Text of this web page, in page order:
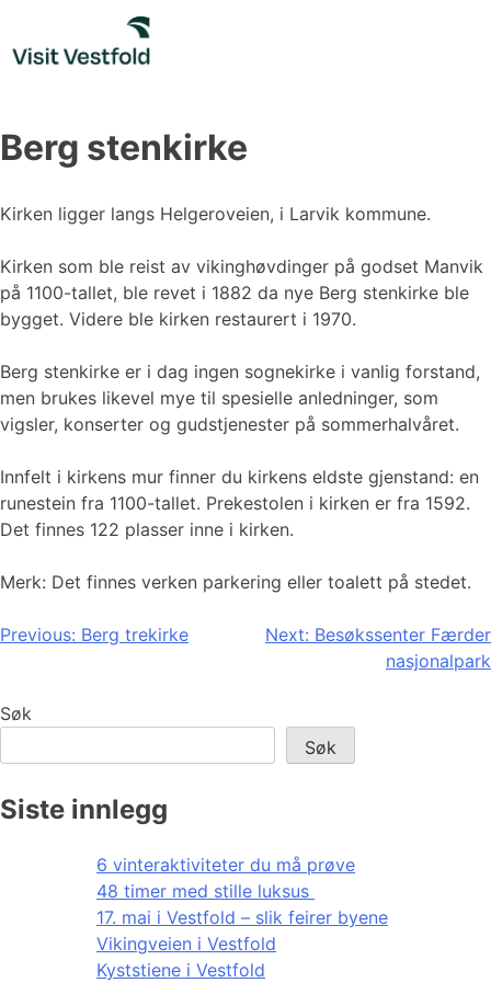
content
Berg stenkirke
Kirken ligger langs Helgeroveien, i Larvik kommune.
Kirken som ble reist av vikinghøvdinger på godset Manvik
på 1100-tallet, ble revet i 1882 da nye Berg stenkirke ble
bygget. Videre ble kirken restaurert i 1970.
Berg stenkirke er i dag ingen sognekirke i vanlig forstand,
men brukes likevel mye til spesielle anledninger, som
vigsler, konserter og gudstjenester på sommerhalvåret.
Innfelt i kirkens mur finner du kirkens eldste gjenstand: en
runestein fra 1100-tallet. Prekestolen i kirken er fra 1592.
Det finnes 122 plasser inne i kirken.
Merk: Det finnes verken parkering eller toalett på stedet.
Innleggsnavigasjon
Previous: Berg trekirke Next: Besøkssenter Færder
nasjonalpark
Søk
Søk
Siste innlegg
6 vinteraktiviteter du må prøve
48 timer med stille luksus
17. mai i Vestfold – slik feirer byene
Vikingveien i Vestfold
Kyststiene i Vestfold